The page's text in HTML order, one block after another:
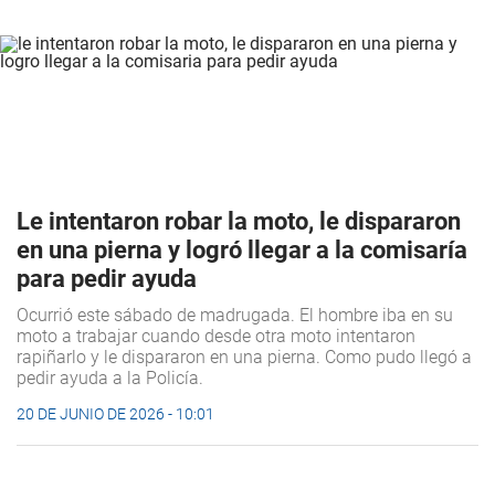
Le intentaron robar la moto, le dispararon
en una pierna y logró llegar a la comisaría
para pedir ayuda
Ocurrió este sábado de madrugada. El hombre iba en su
moto a trabajar cuando desde otra moto intentaron
rapiñarlo y le dispararon en una pierna. Como pudo llegó a
pedir ayuda a la Policía.
20 DE JUNIO DE 2026 - 10:01